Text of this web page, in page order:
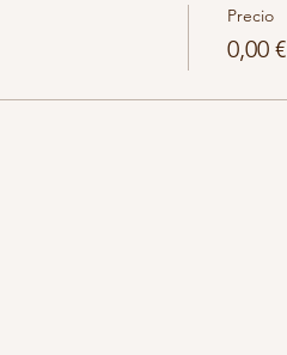
Precio
0,00 €